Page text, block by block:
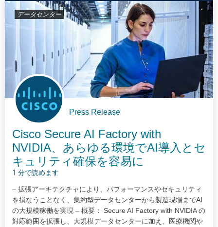
データセンター
Press Release
Cisco Secure AI Factory with
NVIDIA、あらゆる環境でAI導入とセ
キュリティ確保を容易に
1 分で読めます
– 拡張アーキテクチャにより、パフォーマンスやセキュリティ
を損なうことなく、集約型データセンターから製造現場までAI
の大規模稼働を実現 – 概要： Secure AI Factory with NVIDIA の
対応範囲を拡張し、大規模データセンターに加え、医療機関や